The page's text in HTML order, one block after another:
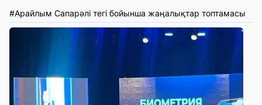
#Арайлым Сапарәлі тегі бойынша жаңалықтар топтамасы